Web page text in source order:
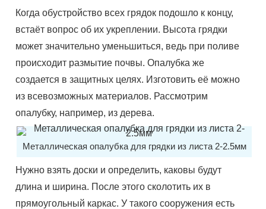
Когда обустройство всех грядок подошло к концу,
встаёт вопрос об их укреплении. Высота грядки
может значительно уменьшиться, ведь при поливе
происходит размытие почвы. Опалубка же
создается в защитных целях. Изготовить её можно
из всевозможных материалов. Рассмотрим
опалубку, например, из дерева.
Металлическая опалубка для грядки из листа 2-2.5мм
Нужно взять доски и определить, каковы будут
длина и ширина. После этого сколотить их в
прямоугольный каркас. У такого сооружения есть